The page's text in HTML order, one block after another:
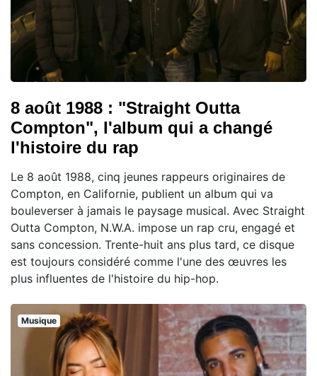
8 août 1988 : "Straight Outta
Compton", l'album qui a changé
l'histoire du rap
Le 8 août 1988, cinq jeunes rappeurs originaires de
Compton, en Californie, publient un album qui va
bouleverser à jamais le paysage musical. Avec Straight
Outta Compton, N.W.A. impose un rap cru, engagé et
sans concession. Trente-huit ans plus tard, ce disque
est toujours considéré comme l'une des œuvres les
plus influentes de l'histoire du hip-hop.
Musique